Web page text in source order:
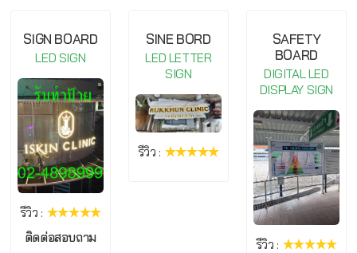
SIGN BOARD
LED SIGN
รีวิว :
ติดต่อสอบถาม
SINE BORD
LED LETTER
SIGN
รีวิว :
SAFETY
BOARD
DIGITAL LED
DISPLAY SIGN
รีวิว :